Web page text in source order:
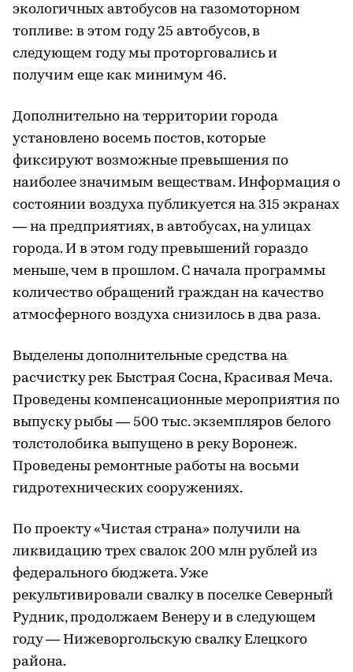
экологичных автобусов на газомоторном
топливе: в этом году 25 автобусов, в
следующем году мы проторговались и
получим еще как минимум 46.
Дополнительно на территории города
установлено восемь постов, которые
фиксируют возможные превышения по
наиболее значимым веществам. Информация о
состоянии воздуха публикуется на 315 экранах
— на предприятиях, в автобусах, на улицах
города. И в этом году превышений гораздо
меньше, чем в прошлом. С начала программы
количество обращений граждан на качество
атмосферного воздуха снизилось в два раза.
Выделены дополнительные средства на
расчистку рек Быстрая Сосна, Красивая Меча.
Проведены компенсационные мероприятия по
выпуску рыбы — 500 тыс. экземпляров белого
толстолобика выпущено в реку Воронеж.
Проведены ремонтные работы на восьми
гидротехнических сооружениях.
По проекту «Чистая страна» получили на
ликвидацию трех свалок 200 млн рублей из
федерального бюджета. Уже
рекультивировали свалку в поселке Северный
Рудник, продолжаем Венеру и в следующем
году — Нижеворгольскую свалку Елецкого
района.